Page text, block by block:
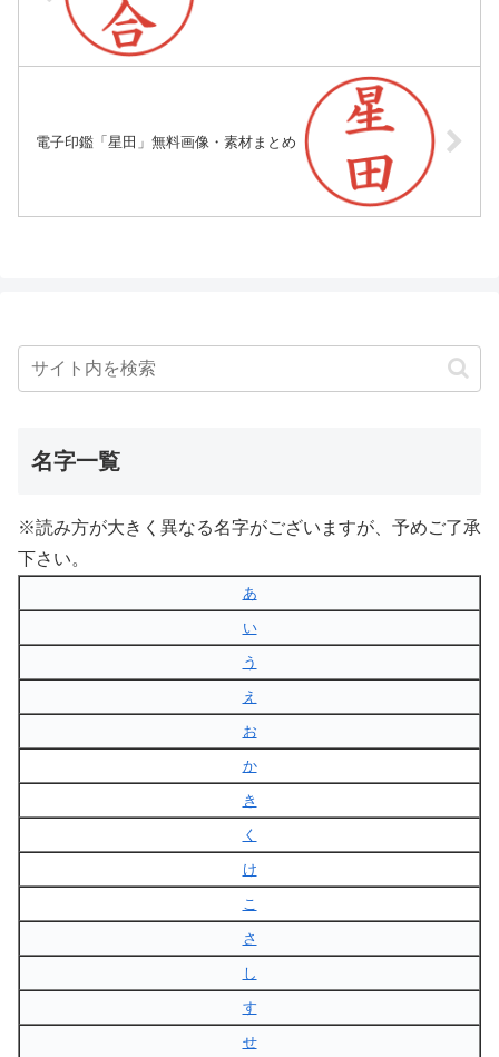
電子印鑑「星田」無料画像・素材まとめ
名字一覧
※読み方が大きく異なる名字がございますが、予めご了承
下さい。
あ
い
う
え
お
か
き
く
け
こ
さ
し
す
せ